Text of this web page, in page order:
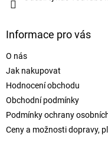
Informace pro vás
O nás
Jak nakupovat
Hodnocení obchodu
Obchodní podmínky
Podmínky ochrany
Ceny a možnosti dopravy,